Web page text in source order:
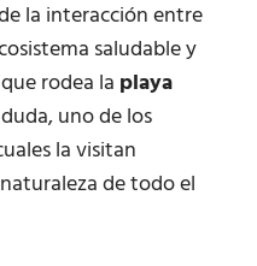
la interacción entre
saludable y
rodea la playa
uno de los
la visitan
de todo el